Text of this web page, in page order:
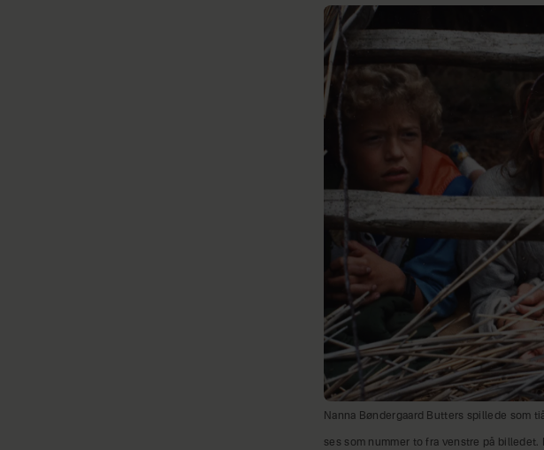
Nanna Bøndergaard Butters spillede som
ses som nummer to fra venstre på billedet.